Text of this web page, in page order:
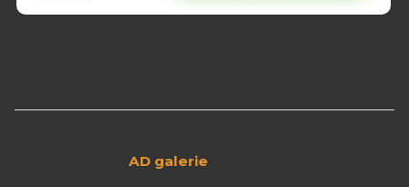
AD galerie